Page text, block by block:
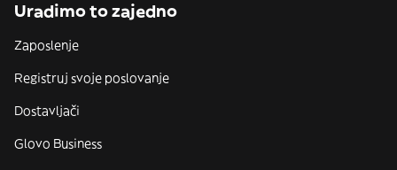
Uradimo to zajedno
Zaposlenje
Registruj svoje poslovanje
Dostavljači
Glovo Business